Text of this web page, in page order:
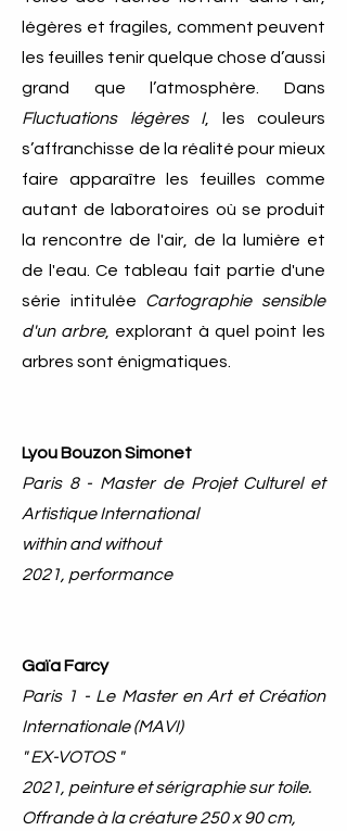
légères et fragiles, comment peuvent
les feuilles tenir quelque chose d’aussi
grand que l’atmosphère. Dans
Fluctuations légères I, les couleurs
s’affranchisse de la réalité pour mieux
faire apparaître les feuilles comme
autant de laboratoires où se produit
la rencontre de l'air, de la lumière et
de l'eau. Ce tableau fait partie d'une
série intitulée Cartographie sensible
d'un arbre, explorant à quel point les
arbres sont énigmatiques.
Lyou Bouzon Simonet
Paris 8 - Master de Projet Culturel et
Artistique International
within and without
2021, performance​
Gaïa Farcy
Paris 1 - Le Master en Art et Création
Internationale (MAVI)
" EX-VOTOS "
2021, peinture et sérigraphie sur toile.
Offrande à la créature 250 x 90 cm,